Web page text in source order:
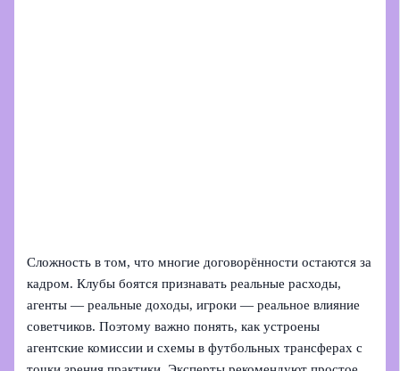
Сложность в том, что многие договорённости остаются за
кадром. Клубы боятся признавать реальные расходы,
агенты — реальные доходы, игроки — реальное влияние
советчиков. Поэтому важно понять, как устроены
агентские комиссии и схемы в футбольных трансферах с